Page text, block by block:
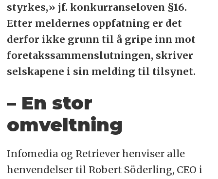
styrkes,» jf. konkurranseloven §16.
Etter meldernes oppfatning er det
derfor ikke grunn til å gripe inn mot
foretakssammenslutningen, skriver
selskapene i sin melding til tilsynet.
– En stor
omveltning
Infomedia og Retriever henviser alle
henvendelser til Robert Söderling, CEO i